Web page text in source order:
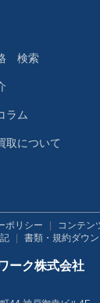
検索
ラム
取について
ポリシー コンテン
書類・規約ダウ
ーク株式会社